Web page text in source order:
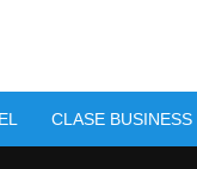
CLASE BUSINESS